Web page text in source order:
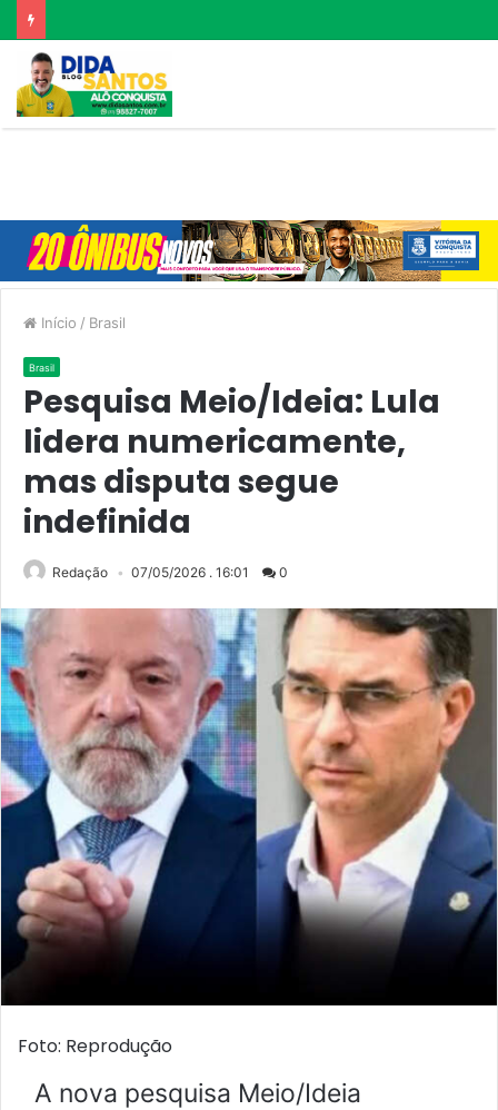
Início / Brasil
Brasil
Pesquisa Meio/Ideia: Lula
lidera numericamente,
mas disputa segue
indefinida
Redação 07/05/2026 . 16:01 0
Foto: Reprodução
A nova pesquisa Meio/Ideia